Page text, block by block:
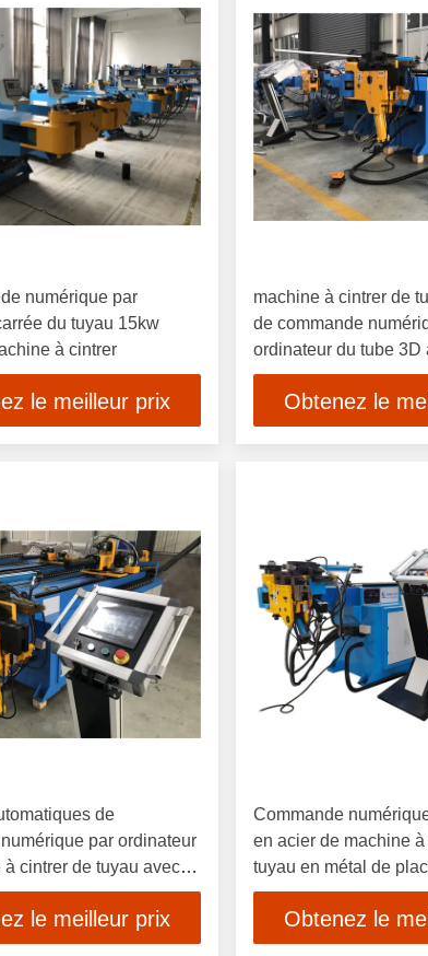
numérique par
du tuyau 15kw
à cintrer
le meilleur prix
machine à cintrer de
de commande
ordinateur du tube 3D
Obtenez le
de
par ordinateur
cintrer de tuyau avec
le meilleur prix
Commande
en acier de machine
tuyau en métal de
entièrement
Obtenez le